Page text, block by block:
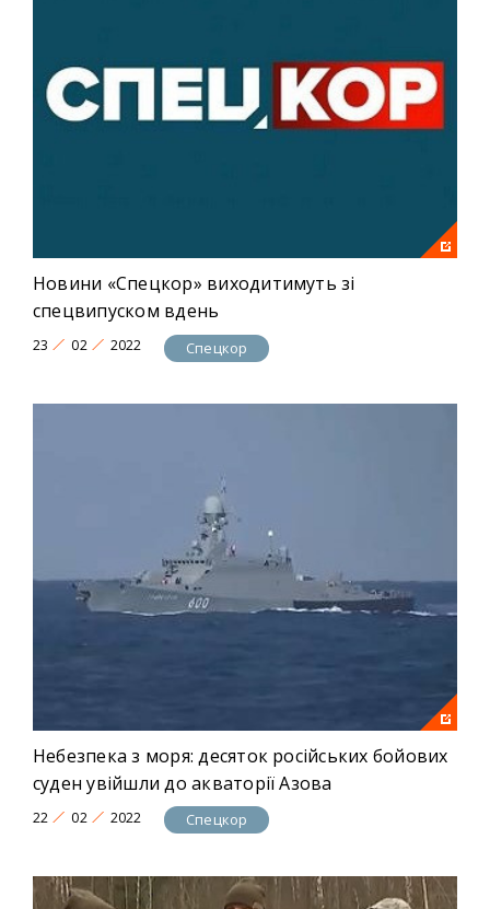
Новини «Спецкор» виходитимуть зі
спецвипуском вдень
23 02 2022 Спецкор
Небезпека з моря: десяток російських бойових
суден увійшли до акваторії Азова
22 02 2022 Спецкор